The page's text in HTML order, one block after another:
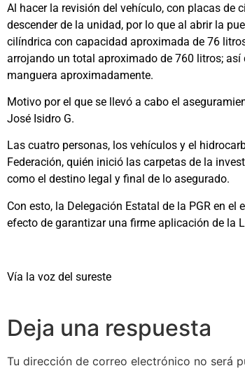
Al hacer la revisión del vehículo, con placas de
descender de la unidad, por lo que al abrir la
cilíndrica con capacidad aproximada de 76
arrojando un total aproximado de 760 litros;
manguera aproximadamente.
Motivo por el que se llevó a cabo el
José Isidro G.
Las cuatro personas, los vehículos y el
Federación, quién inició las carpetas de la
como el destino legal y final de lo asegurado.
Con esto, la Delegación Estatal de la PGR en
efecto de garantizar una firme aplicación de la
Vía la voz del sureste
Deja una respuesta
Tu dirección de correo electrónico no será